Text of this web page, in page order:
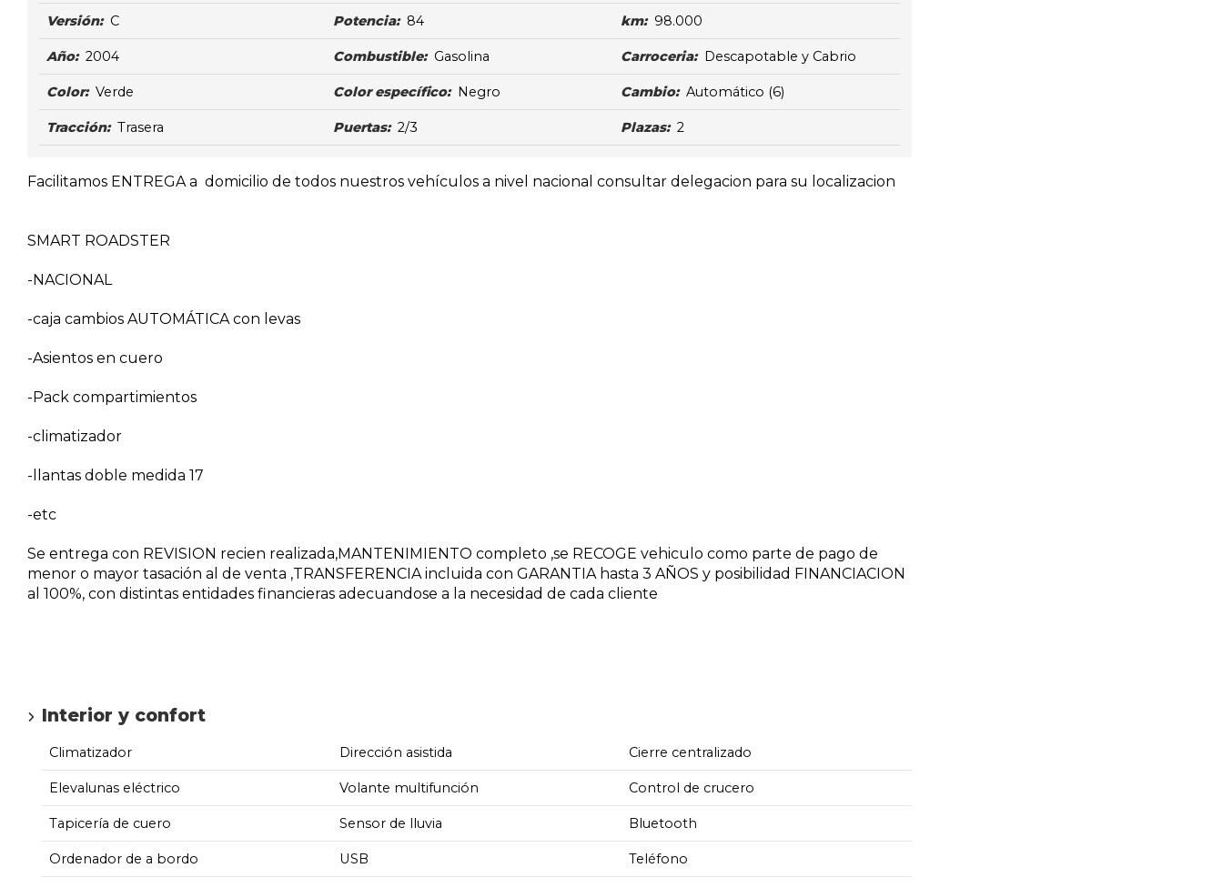
Versión: C Potencia: 84 km: 98.000
Año: 2004 Combustible: Gasolina Carroceria: Descapotable y Cabrio
Color: Verde Color específico: Negro Cambio: Automático (6)
Tracción: Trasera Puertas: 2/3 Plazas: 2
Facilitamos ENTREGA a domicilio de todos nuestros vehículos a nivel nacional consultar delegacion para su localizacion
SMART ROADSTER
-NACIONAL
-caja cambios AUTOMÁTICA con levas
-Asientos en cuero
-Pack compartimientos
-climatizador
-llantas doble medida 17
-etc
Se entrega con REVISION recien realizada,MANTENIMIENTO completo ,se RECOGE vehiculo como parte de pago de
menor o mayor tasación al de venta ,TRANSFERENCIA incluida con GARANTIA hasta 3 AÑOS y posibilidad FINANCIACION
al 100%, con distintas entidades financieras adecuandose a la necesidad de cada cliente
Interior y confort
Climatizador Dirección asistida Cierre centralizado
Elevalunas eléctrico Volante multifunción Control de crucero
Tapicería de cuero Sensor de lluvia Bluetooth
Ordenador de a bordo USB Teléfono